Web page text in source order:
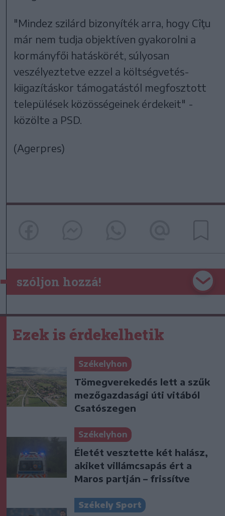
"Mindez szilárd bizonyíték arra, hogy Cîţu
már nem tudja objektíven gyakorolni a
kormányfői hatáskörét, súlyosan
veszélyeztetve ezzel a költségvetés-
kiigazításkor támogatástól megfosztott
települések közösségeinek érdekeit" -
közölte a PSD.
(Agerpres)
szóljon hozzá!
Ezek is érdekelhetik
Székelyhon
Tömegverekedés lett a szűk
mezőgazdasági úti vitából
Csatószegen
Székelyhon
Életét vesztette két halász,
akiket villámcsapás ért a
Maros partján – frissítve
Székely Sport